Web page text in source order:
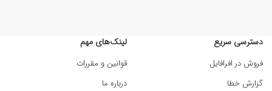
دسترسی سریع
فروش در افرافایل
گزارش خطا
لینک‌های مهم
قوانین و مقررات
درباره ما